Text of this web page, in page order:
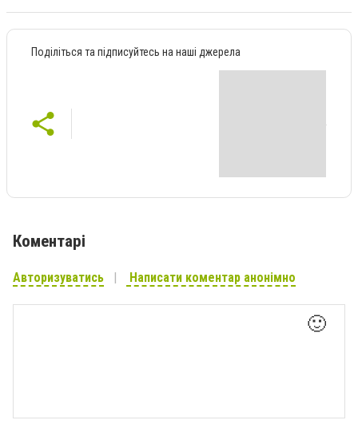
Поділіться та підписуйтесь на наші джерела
Коментарі
Авторизуватись Написати коментар анонімно
🙂